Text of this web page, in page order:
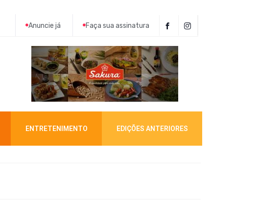
Anuncie já Faça sua assinatura
ENTRETENIMENTO EDIÇÕES ANTERIORES